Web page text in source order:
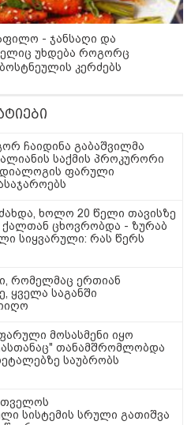
ასე ვარ..
ვარ შეყვარებული
- გაიცანით
გუიმჯიანი, ქართულ
და საქართველოზე
სომეხი ბიჭი
/ 07-08-2026
ანომალიური
“UFO”- ს
მორიგი პაკეტი
/ 07-08-2026
ამაღელვებელი
აბობოქრებულ ზღვაში
სიახლე
- ჯანსაღი და
უხდება როგორც
კერძებს
ჩაიდინა გაბაშვილმა
საქმის პროკურორი
დიალოგის ფარული
ხოლო 20 წელი თავისზე
ცხოვრობდა - ზურაბ
სიყვარული: რას წერს
რომელმაც ერთიან
ყველა საგანში
მოსასმენი იყო
თანამშრომლობდა
საუბრობს
სისტემის სრული გათიშვა